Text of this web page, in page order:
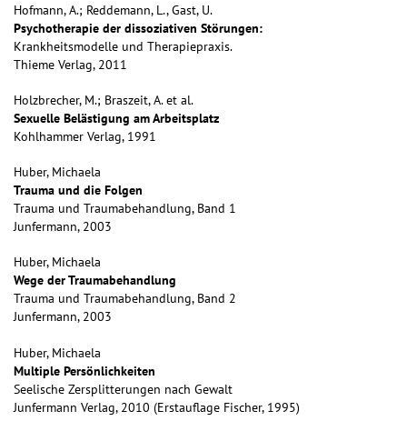
Hofmann, A.; Reddemann, L., Gast, U.
Psychotherapie der dissoziativen Störungen:
Krankheitsmodelle und Therapiepraxis.
Thieme Verlag, 2011
Holzbrecher, M.; Braszeit, A. et al.
Sexuelle Belästigung am Arbeitsplatz
Kohlhammer Verlag, 1991
Huber, Michaela
Trauma und die Folgen
Trauma und Traumabehandlung, Band 1
Junfermann, 2003
Huber, Michaela
Wege der Traumabehandlung
Trauma und Traumabehandlung, Band 2
Junfermann, 2003
Huber, Michaela
Multiple Persönlichkeiten
Seelische Zersplitterungen nach Gewalt
Junfermann Verlag, 2010 (Erstauflage Fischer, 1995)